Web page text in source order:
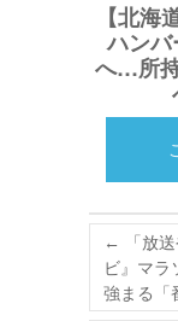
【北海
ハン
へ…所
←
「放
ビ』マ
強まる「